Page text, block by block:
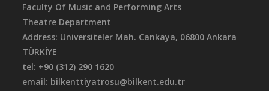
Faculty Of Music and Performing Arts
Theatre Department
Address: Universiteler Mah. Cankaya, 06800 Ankara
TÜRKİYE
tel: +90 (312) 290 1620
email: bilkenttiyatrosu@bilkent.edu.tr